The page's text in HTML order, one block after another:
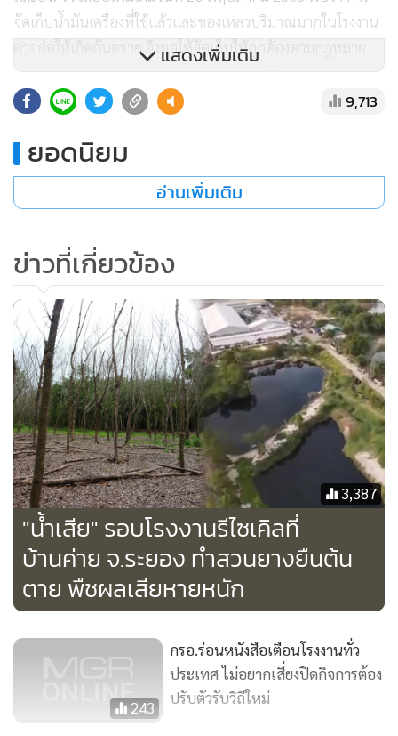
จัดเก็บน้ำมันเครื่องที่ใช้แล้วและของเหลวปริมาณมากในโรงงาน
อาจก่อให้เกิดอันตราย จึงขอให้จัดเก็บให้ถูกต้องตามกฎหมาย
และห้ามประกอบกิจการโรงงานจนกว่าจะได้รับอนุญาต
มิถุนายน 2563 หลังอุตสาหกรรมจังหวัดระยอง มีคำสั่งข้างต้น
โดยเป็นการบันทึกภาพระหว่างการเข้าตรวจสอบภายในโรงงาน
ของชาวบ้านในพื้นที่ โดยทางโรงงานเป็นผู้อนุญาตให้เข้าไป
และพบว่า มีถังบรรจุสารเคมีขนาด 1,000 ลิตร จำนวนมากอยู่ใน
โรงงาน มีของเหลวบรรจุอบู่ภายในเกือบทุกถัง
พบถังขนาด 200 ลิตร ไม่ทราบวัตถุที่อยู่ด้านใน พบถุงบิ๊กแบ็ก
และแกลลอนบรรจุน้ำมันจำนวนมาก โดยทั้งหมดวางอยู่ในที่โล่ง
แจ้งนอกโรงเรือน ไม่มีหลังคาปิดกั้น
ส่วนด้านในอาคารโรงเรือนมีทั้งถังจำนวนมากเช่นกัน และพบ
กองกากอุตสาหกรรมที่ผู้เชี่ยวชาญระบุว่าคือ “ตะกอนน้ำมัน”
กองอยู่เต็มพื้นที่
แต่ระหว่างการสำรวจ ไม่พบเครื่องจักรที่จะใช้ในกิจการรีไซเคิล
วัตถุเหล่านี้
แสดงเพิ่มเติม
9,713
ยอดนิยม
อ่านเพิ่มเติม
ข่าวที่เกี่ยวข้อง
3,387
"น้ำเสีย" รอบโรงงานรีไซเคิลที่
บ้านค่าย จ.ระยอง ทำสวนยางยืนต้น
ตาย พืชผลเสียหายหนัก
243
กรอ.ร่อนหนังสือเตือนโรงงานทั่ว
ประเทศ ไม่อยากเสี่ยงปิดกิจการต้อง
ปรับตัวรับวิถีใหม่